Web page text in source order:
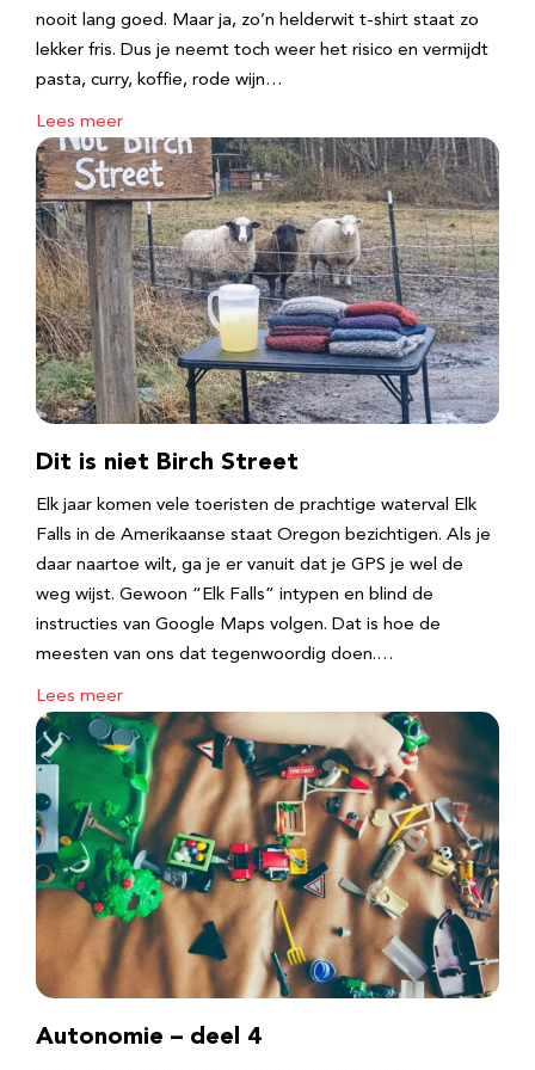
nooit lang goed. Maar ja, zo’n helderwit t-shirt staat zo
lekker fris. Dus je neemt toch weer het risico en vermijdt
pasta, curry, koffie, rode wijn…
Lees meer
Dit is niet Birch Street
Elk jaar komen vele toeristen de prachtige waterval Elk
Falls in de Amerikaanse staat Oregon bezichtigen. Als je
daar naartoe wilt, ga je er vanuit dat je GPS je wel de
weg wijst. Gewoon “Elk Falls” intypen en blind de
instructies van Google Maps volgen. Dat is hoe de
meesten van ons dat tegenwoordig doen.…
Lees meer
Autonomie – deel 4